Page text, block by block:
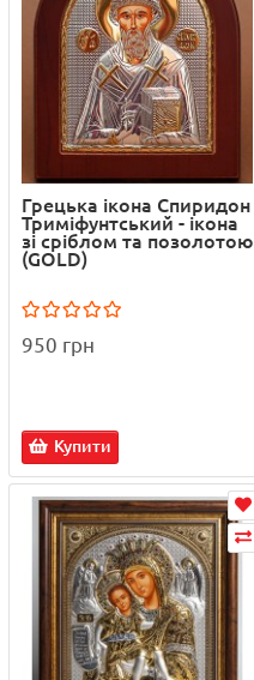
Грецька ікона Спиридон
Триміфунтський - ікона
зі сріблом та позолотою
(GOLD)
950 грн
Купити